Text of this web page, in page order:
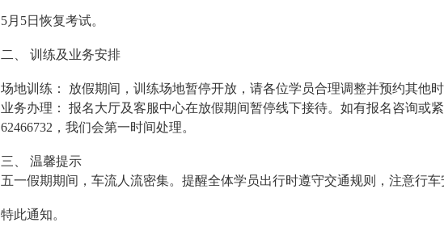
5月5日恢复考试。
二、 训练及业务安排
场地训练： 放假期间，训练场地暂停开放，请各位学员合理调整并预约其他
业务办理： 报名大厅及客服中心在放假期间暂停线下接待。如有报名咨询或
62466732，我们会第一时间处理。
三、 温馨提示
五一假期期间，车流人流密集。提醒全体学员出行时遵守交通规则，注意行
特此通知。